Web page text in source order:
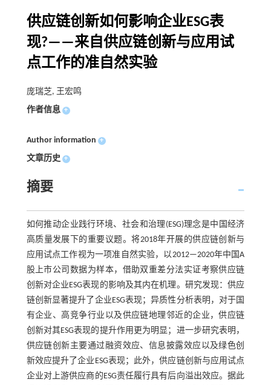
供应链创新如何影响企业ESG表
现?——来自供应链创新与应用试
点工作的准自然实验
庞瑞芝, 王宏鸣
作者信息 +
Author information +
文章历史 +
摘要
如何推动企业践行环境、社会和治理(ESG)理念是中国经济
高质量发展下的重要议题。将2018年开展的供应链创新与
应用试点工作视为一项准自然实验，以2012—2020年中国A
股上市公司数据为样本，借助双重差分法实证考察供应链
创新对企业ESG表现的影响及其内在机理。研究发现：供应
链创新显著提升了企业ESG表现；异质性分析表明，对于国
有企业、高竞争行业以及供应链地理邻近的企业，供应链
创新对其ESG表现的提升作用更为明显；进一步研究表明，
供应链创新主要通过融资效应、信息披露效应以及绿色创
新效应提升了企业ESG表现；此外，供应链创新与应用试点
企业对上游供应商的ESG责任履行具有后向溢出效应。据此